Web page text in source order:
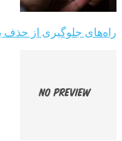
راه‌های جلوگیری از حذف